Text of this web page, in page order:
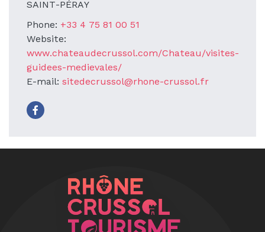
SAINT-PÉRAY
Phone: +33 4 75 81 00 51
Website:
www.chateaudecrussol.com/Chateau/visites-
guidees-medievales/
E-mail: sitedecrussol@rhone-crussol.fr